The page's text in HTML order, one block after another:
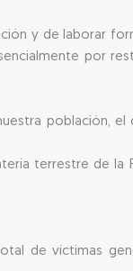
y de laborar
por
población, el
terrestre de la
de víctimas